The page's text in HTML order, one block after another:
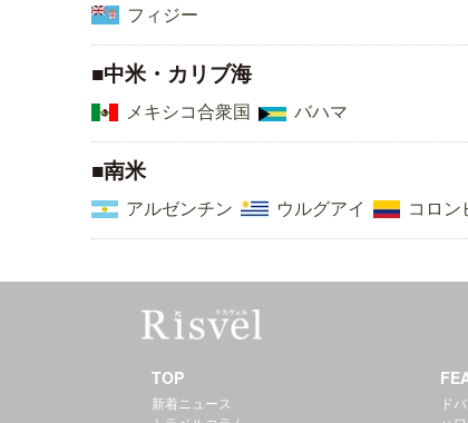
フィジー
■中米・カリブ海
メキシコ合衆国 バハマ
■南米
アルゼンチン ウルグアイ コロン
TOP
新着ニュース
ド